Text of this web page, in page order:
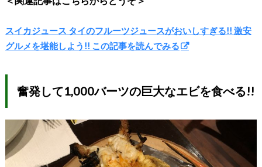
スイカジュース タイのフルーツジュースがおいしすぎる!! 激安
グルメを堪能しよう!! この記事を読んでみる
奮発して1,000バーツの巨大なエビを食べる!!